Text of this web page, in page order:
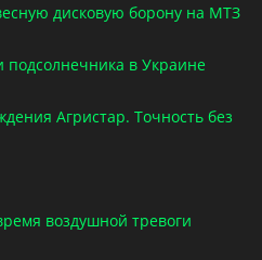
дисковую борону на МТЗ
подсолнечника в Украине
Агристар. Точность без
воздушной тревоги